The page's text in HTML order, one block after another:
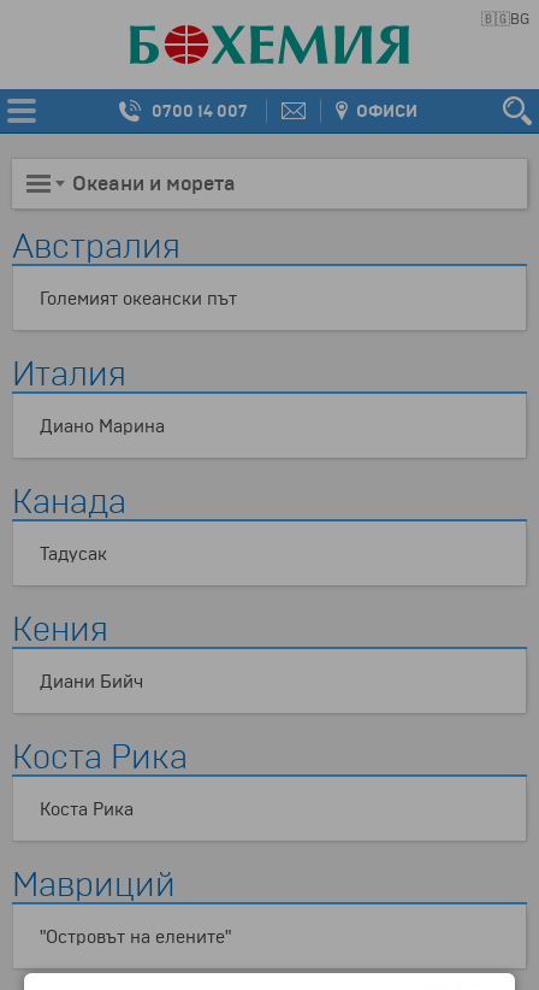
🇧🇬BG
0700 14 007 ОФИСИ
Океани и морета
Австралия
Големият океански път
Италия
Диано Марина
Канада
Тадусак
Кения
Диани Бийч
Коста Рика
Коста Рика
Мавриций
"Островът на елените"